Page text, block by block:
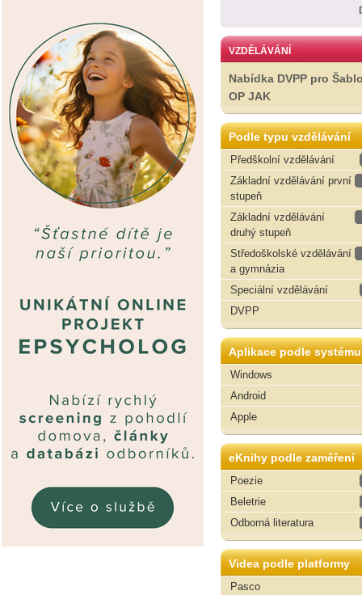
VZDĚLÁVÁNÍ
Nabídka DVPP pro
OP JAK
Podle typu vzdělávání
Předškolní vzdělávání
Základní vzdělávání první
stupeň
Základní vzdělávání
druhý stupeň
Středoškolské vzdělávání
a gymnázia
Speciální vzdělávání
DVPP
Aplikace podle systému
Windows
Android
Apple
eKnihy podle zaměření
Poezie
Beletrie
Odborná literatura
Videa podle platformy
Pasco